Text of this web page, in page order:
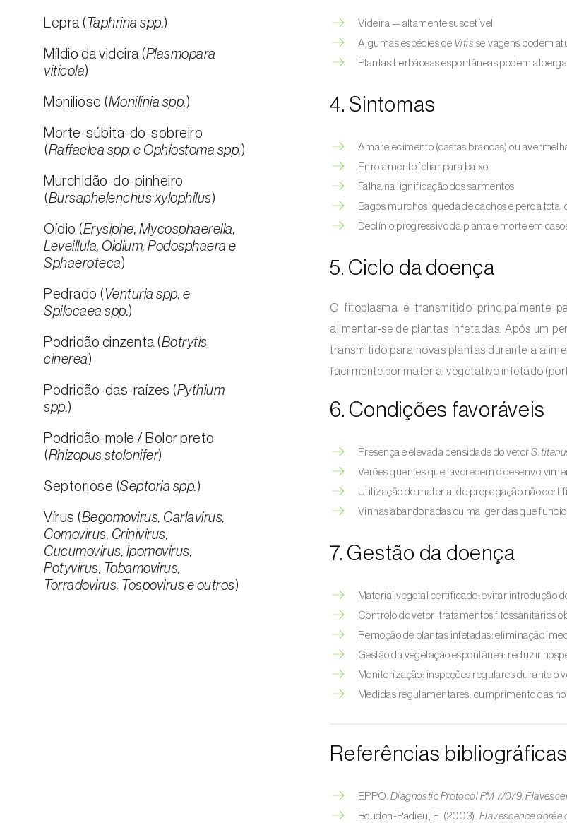
Lepra ( Taphrina spp.)
Míldio da videira (Plasmopara
viticola)
Moniliose (Monilinia spp.)
Morte-súbita-do-sobreiro
(Raffaelea spp. e Ophiostoma spp.)
Murchidão-do-pinheiro
(Bursaphelenchus xylophilus)
Oídio (Erysiphe, Mycosphaerella,
Leveillula, Oidium, Podosphaera e
Sphaeroteca)
Pedrado ( Venturia spp. e
Spilocaea spp.)
Podridão cinzenta (Botrytis
cinerea)
Podridão-das-raízes (Pythium
spp.)
Podridão-mole / Bolor preto
(Rhizopus stolonifer)
Septoriose (Septoria spp.)
Vírus (Begomovirus, Carlavirus,
Comovirus, Crinivirus,
Cucumovirus, Ipomovirus,
Potyvirus, Tobamovirus,
Torradovirus, Tospovirus e outros)
Videira — altamente suscetível
Algumas espécies de Vitis selvagens podem
Plantas herbáceas espontâneas podem
4. Sintomas
Amarelecimento (castas brancas) ou
Enrolamento foliar para baixo
Falha na lignificação dos sarmentos
Bagos murchos, queda de cachos e perda total
Declínio progressivo da planta e morte em
5. Ciclo da doença
O fitoplasma é transmitido principalmente
alimentar‑se de plantas infetadas. Após um
transmitido para novas plantas durante a
facilmente por material vegetativo infetado
6. Condições favoráveis
Presença e elevada densidade do vetorS.
Verões quentes que favorecem o
Utilização de material de propagação não
Vinhas abandonadas ou mal geridas que
7. Gestão da doença
Material vegetal certificado: evitar introdução
Controlo do vetor: tratamentos fitossanitários
Remoção de plantas infetadas: eliminação
Gestão da vegetação espontânea: reduzir
Monitorização: inspeções regulares durante o
Medidas regulamentares: cumprimento das
Referências bibliográficas
EPPO. Diagnostic Protocol PM 7/079:
Boudon-Padieu, E. (2003). Flavescence dorée